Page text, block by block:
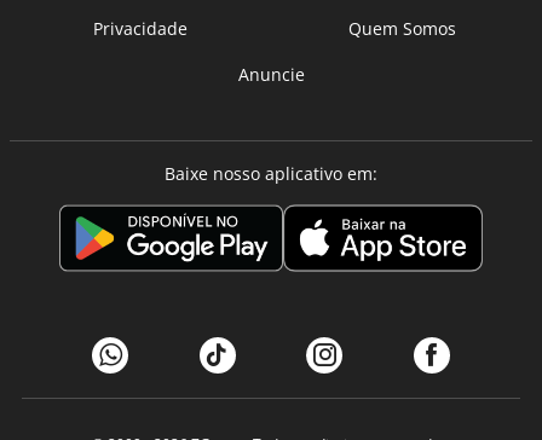
Privacidade
Quem Somos
Anuncie
Baixe nosso aplicativo em: